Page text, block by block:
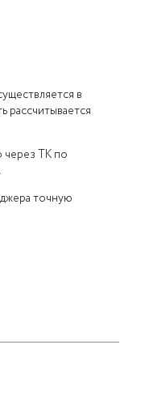
в
рассчитывается
через ТК по
точную